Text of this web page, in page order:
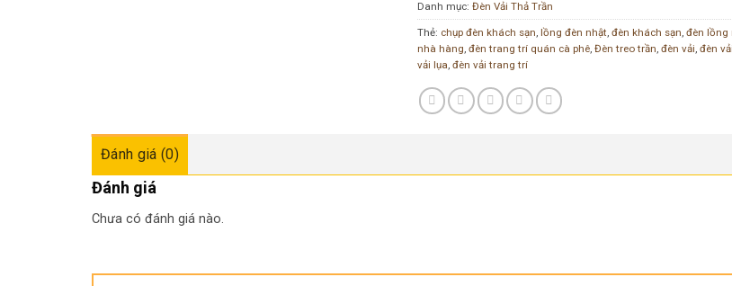
Danh mục:Đèn Vải Thả Trần
Thẻ: chụp đèn khách sạn ,lồng đèn nhật ,đèn khách sạn ,đèn lồng
nhà hàng ,đèn trang trí quán cà phê ,Đèn treo trần ,đèn vải ,đèn
vải lụa ,đèn vải trang trí
Đánh giá (0)
Đánh giá
Chưa có đánh giá nào.